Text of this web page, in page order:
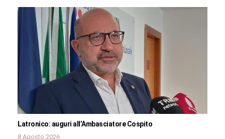
Latronico: auguri all’Ambasciatore Cospito
8 Agosto 2026